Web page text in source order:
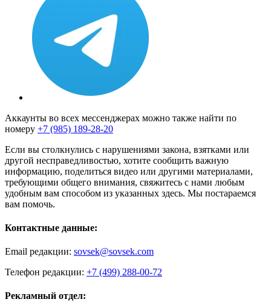
Аккаунты во всех мессенджерах можно также найти по
номеру +7 (985) 189-28-20
Если вы столкнулись с нарушениями закона, взятками или
другой несправедливостью, хотите сообщить важную
информацию, поделиться видео или другими материалами,
требующими общего внимания, свяжитесь с нами любым
удобным вам способом из указанных здесь. Мы постараемся
вам помочь.
Контактные данные:
Email редакции: sovsek@sovsek.com
Телефон редакции: +7 (499) 288-00-72
Рекламный отдел: